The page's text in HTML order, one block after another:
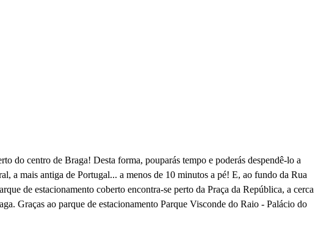
do centro de Braga! Desta forma, pouparás tempo e poderás despendê-lo a
a mais antiga de Portugal... a menos de 10 minutos a pé! E, ao fundo da Rua
de estacionamento coberto encontra-se perto da Praça da República, a cerca
Graças ao parque de estacionamento Parque Visconde do Raio - Palácio do